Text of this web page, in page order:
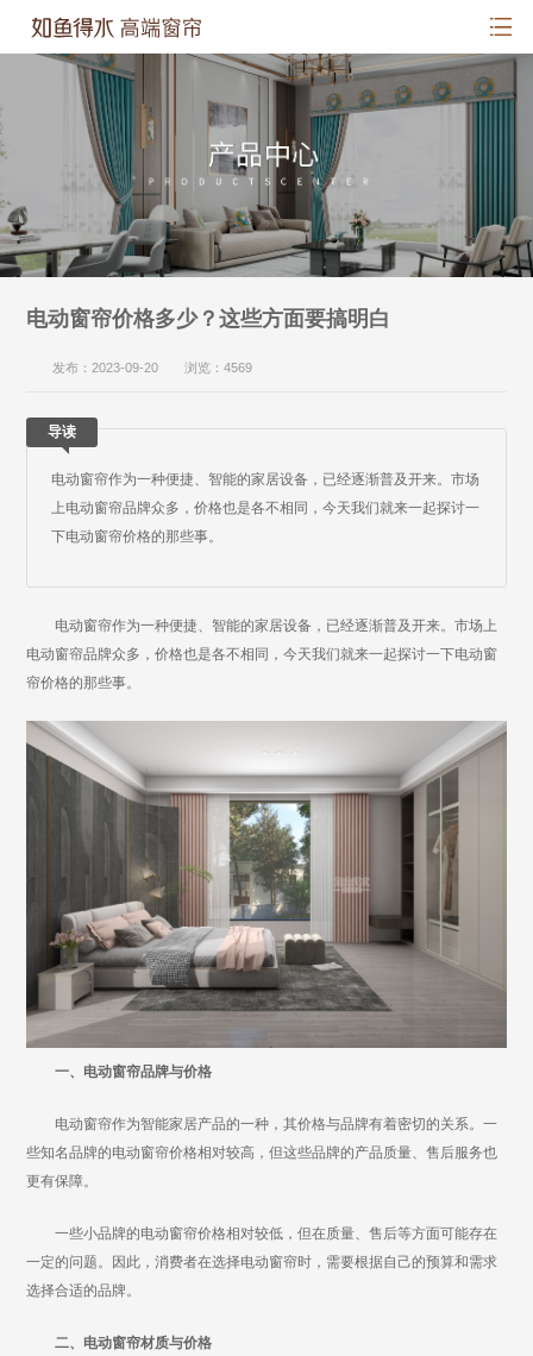
电动窗帘价格多少？这些方面要搞明白
发布：2023-09-20 浏览：4569
导读
电动窗帘作为一种便捷、智能的家居设备，已经逐渐普及开来。市场
上电动窗帘品牌众多，价格也是各不相同，今天我们就来一起探讨一
下电动窗帘价格的那些事。
电动窗帘作为一种便捷、智能的家居设备，已经逐渐普及开来。市场上
电动窗帘品牌众多，价格也是各不相同，今天我们就来一起探讨一下电动窗
帘价格的那些事。
一、电动窗帘品牌与价格
电动窗帘作为智能家居产品的一种，其价格与品牌有着密切的关系。一
些知名品牌的电动窗帘价格相对较高，但这些品牌的产品质量、售后服务也
更有保障。
一些小品牌的电动窗帘价格相对较低，但在质量、售后等方面可能存在
一定的问题。因此，消费者在选择电动窗帘时，需要根据自己的预算和需求
选择合适的品牌。
二、电动窗帘材质与价格